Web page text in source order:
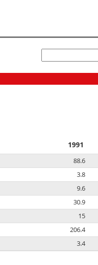
1991
88.6
3.8
9.6
30.9
15
206.4
3.4